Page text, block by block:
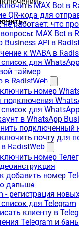
MAX Bot в
QR-кода для
не работает: что
MAX Bot в
Business API в
к WABA в
для
таймер
в RadistWeb
номер
подключения
для
в WhatsApp
подключенный
почту для
RadistWeb
номер
добавить номер
дальше
- регистрация
для Telegram
клиенту в
Telegram и